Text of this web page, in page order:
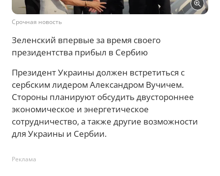
Срочная новость
Зеленский впервые за время своего
президентства прибыл в Сербию
Президент Украины должен встретиться с
сербским лидером Александром Вучичем.
Стороны планируют обсудить двустороннее
экономическое и энергетическое
сотрудничество, а также другие возможности
для Украины и Сербии.
Реклама